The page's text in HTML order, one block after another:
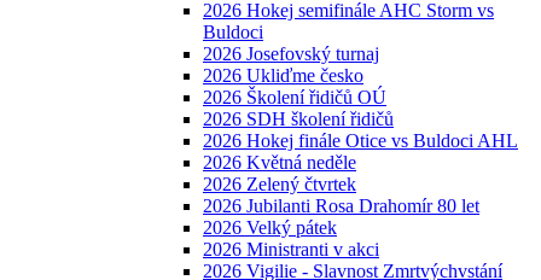
2026 Hokej semifinále AHC Storm vs
Buldoci
2026 Josefovský turnaj
2026 Ukliďme česko
2026 Školení řidičů OÚ
2026 SDH školení řidičů
2026 Hokej finále Otice vs Buldoci AHL
2026 Květná neděle
2026 Zelený čtvrtek
2026 Jubilanti Rosa Drahomír 80 let
2026 Velký pátek
2026 Ministranti v akci
2026 Vigilie - Slavnost Zmrtvýchvstání